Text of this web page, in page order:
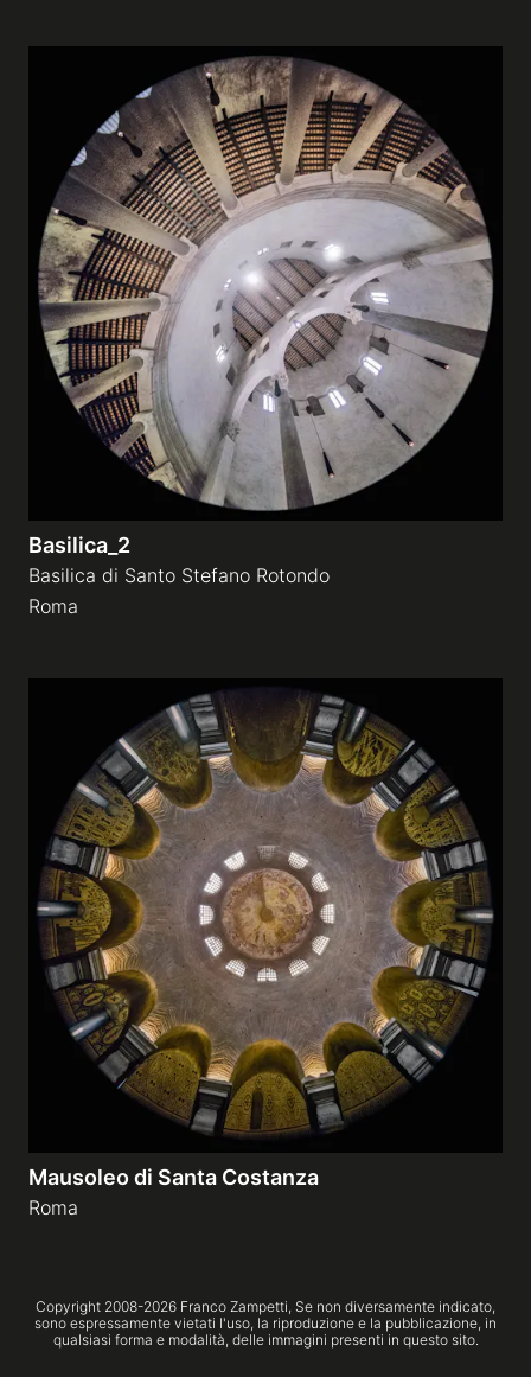
Basilica_2
Basilica di Santo Stefano Rotondo
Roma
Mausoleo di Santa Costanza
Roma
Copyright 2008-2026 Franco Zampetti, Se non diversamente indicato,
sono espressamente vietati l'uso, la riproduzione e la pubblicazione, in
qualsiasi forma e modalità, delle immagini presenti in questo sito.